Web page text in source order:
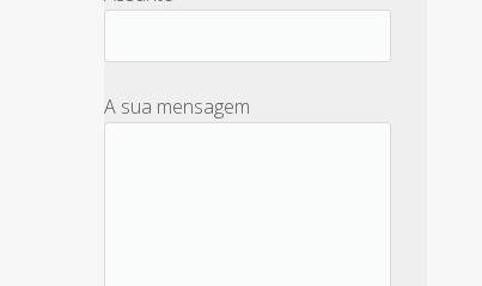
A sua mensagem